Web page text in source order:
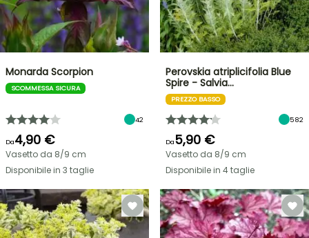
Monarda Scorpion
SCOMMESSA SICURA
42
Da4,90 €
Vasetto da 8/9 cm
Disponibile in 3 taglie
Perovskia atriplicifolia Blue
Spire - Salvia…
PREZZO BASSO
582
Da5,90 €
Vasetto da 8/9 cm
Disponibile in 4 taglie